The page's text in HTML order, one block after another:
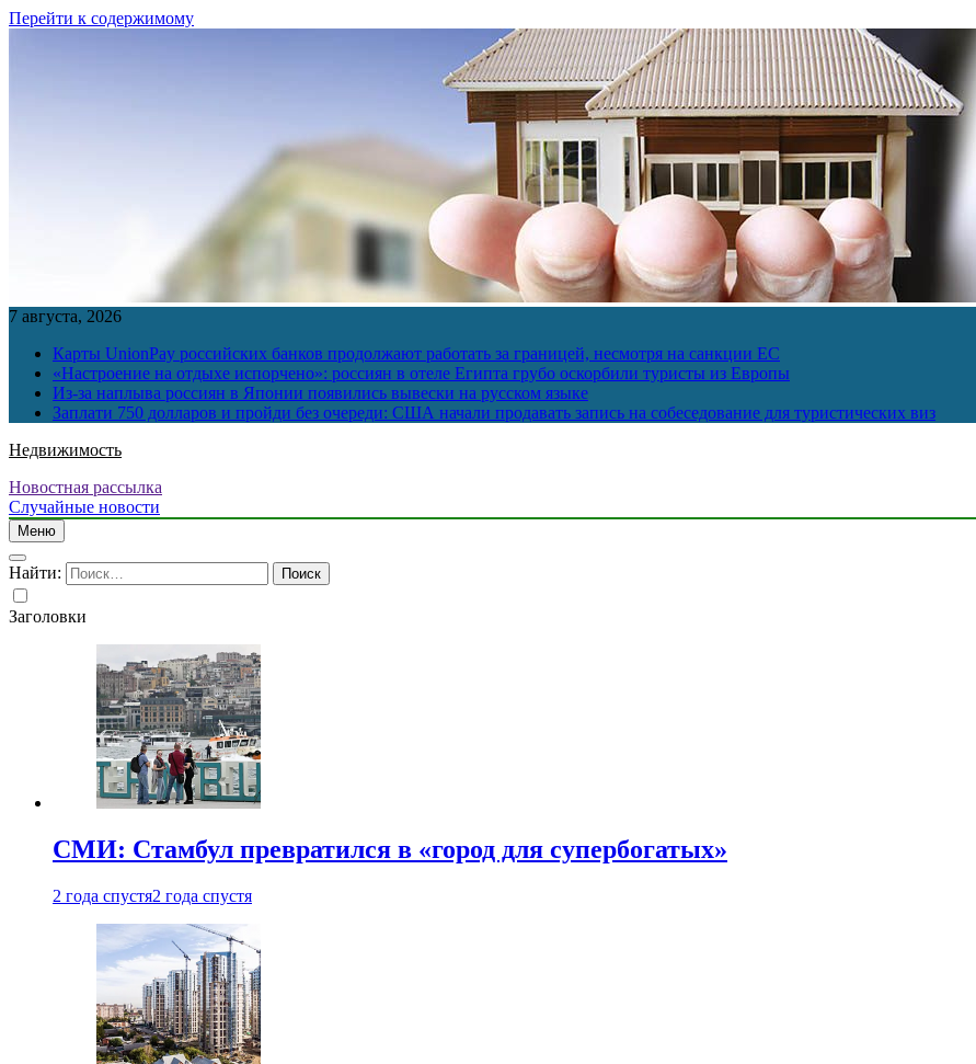
Перейти к содержимому
7 августа, 2026
Карты UnionPay российских банков продолжают работать за границей, несмотря на санкции ЕС
«Настроение на отдыхе испорчено»: россиян в отеле Египта грубо оскорбили туристы из Европы
Из-за наплыва россиян в Японии появились вывески на русском языке
Заплати 750 долларов и пройди без очереди: США начали продавать запись на собеседование для туристических виз
Недвижимость
Новостная рассылка
Случайные новости
Меню
Найти:
Заголовки
СМИ: Стамбул превратился в «город для супербогатых»
2 года спустя2 года спустя